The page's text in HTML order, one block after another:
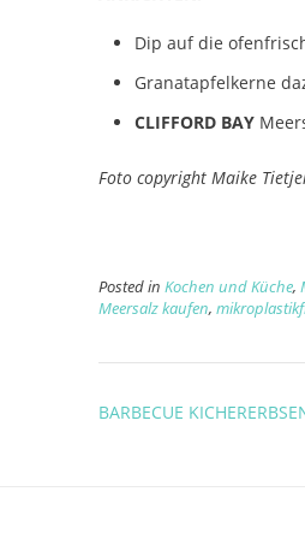
Dip auf die
Granatapfelkerne
CLIFFORD BAY
Foto copyright Maike
Posted in Kochen und Küche,
Meersalz kaufen,
Post
BARBECUE